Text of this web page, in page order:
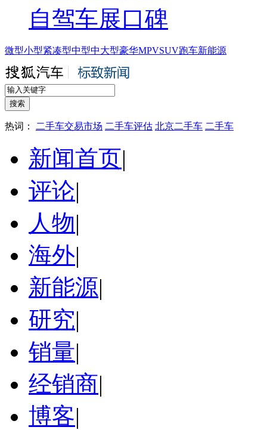
自驾车展口碑
微型小型紧凑型中型中大型豪华MPVSUV跑车新能源
热词： 二手车交易市场 二手车评估 北京二手车 二手车
新闻首页|
评论|
人物|
海外|
新能源|
研究|
销量|
经销商|
博客|